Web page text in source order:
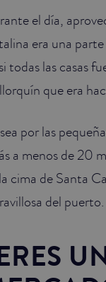
el día,
era una
todas las casas
que era
por las
a menos de 20
cima de Santa
del puerto.